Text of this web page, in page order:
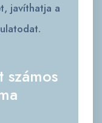
javíthatja a
számos